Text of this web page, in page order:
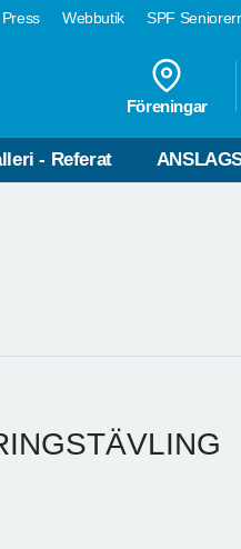
Press Webbutik SPF
Föreningar
- Referat